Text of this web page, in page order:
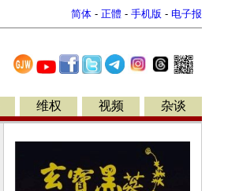
简体 - 正體 - 手机版 - 电子报
维权 视频 杂谈